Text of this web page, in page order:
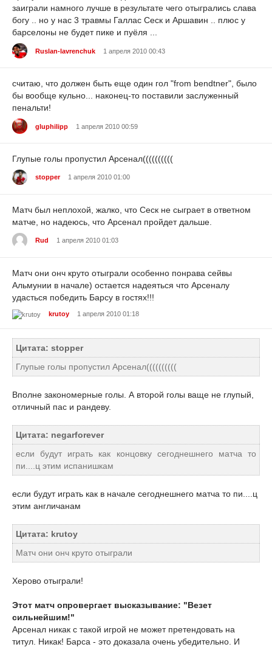
заиграли намного лучше в результате чего отыгрались слава
богу .. но у нас 3 травмы Галлас Сеск и Аршавин .. плюс у
барселоны не будет пике и пуёля ...
Ruslan-lavrenchuk 1 апреля 2010 00:43
считаю, что должен быть еще один гол "from bendtner", было
бы вообще кульно... наконец-то поставили заслуженный
пенальти!
gluphilipp 1 апреля 2010 00:59
Глупые голы пропустил Арсенал((((((((((
stopper 1 апреля 2010 01:00
Матч был неплохой, жалко, что Сеск не сыграет в ответном
матче, но надеюсь, что Арсенал пройдет дальше.
Rud 1 апреля 2010 01:03
Матч они онч круто отыграли особенно понрава сейвы
Альмунии в начале) остается надеяться что Арсеналу
удасться победить Барсу в гостях!!!
krutoy 1 апреля 2010 01:18
Цитата: stopper
Глупые голы пропустил Арсенал((((((((((
Вполне закономерные голы. А второй голы ваще не глупый,
отличный пас и рандеву.
Цитата: negarforever
если будут играть как концовку сегоднешнего матча то
пи....ц этим испанишкам
если будут играть как в начале сегоднешнего матча то пи....ц
этим англичанам
Цитата: krutoy
Матч они онч круто отыграли
Херово отыграли!
Этот матч опровергает высказывание: "Везет
сильнейшим!"
Арсенал никак с такой игрой не может претендовать на
титул. Никак! Барса - это доказала очень убедительно. И